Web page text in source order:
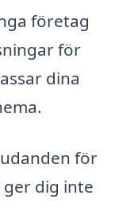
företag
för
dina
för
ger dig inte